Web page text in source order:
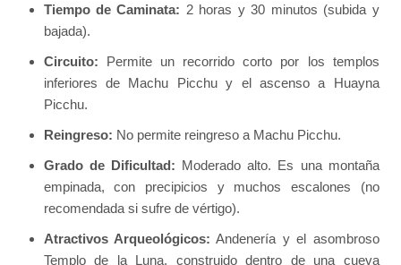
Tiempo de Caminata: 2 horas y 30 minutos (subida y
bajada).
Circuito: Permite un recorrido corto por los templos
inferiores de Machu Picchu y el ascenso a Huayna
Picchu.
Reingreso: No permite reingreso a Machu Picchu.
Grado de Dificultad: Moderado alto. Es una montaña
empinada, con precipicios y muchos escalones (no
recomendada si sufre de vértigo).
Atractivos Arqueológicos: Andenería y el asombroso
Templo de la Luna, construido dentro de una cueva